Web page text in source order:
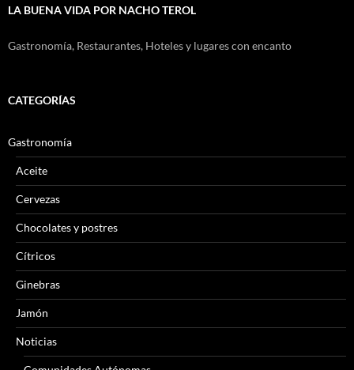
LA BUENA VIDA POR NACHO TEROL
Gastronomía, Restaurantes, Hoteles y lugares con encanto
CATEGORÍAS
Gastronomía
Aceite
Cervezas
Chocolates y postres
Cítricos
Ginebras
Jamón
Noticias